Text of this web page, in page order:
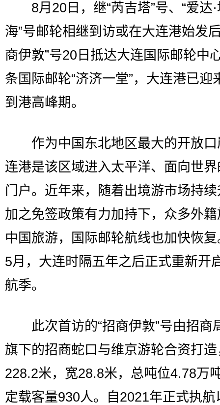
8月20日，继“芮吉塔”号、“爱达·
海”号邮轮相继到访或在大连港始发
商伊敦”号20日抵达大连国际邮轮中
条国际邮轮“济济一堂”，大连港已迎
到港高峰期。
作为中国东北地区最大的开放口
连港是该区域进入太平洋、面向世
门户。近年来，随着出境游市场持
加之免签政策有力加持下，众多外
中国旅游，国际邮轮航线也加快恢
5月，大连时隔五年之后正式重新开
航季。
此次首访的“招商伊敦”号由招商
旗下的招商蛇口与维京游轮合资打
228.2米，宽28.8米，总吨位4.78万
定载客量930人。自2021年正式执航